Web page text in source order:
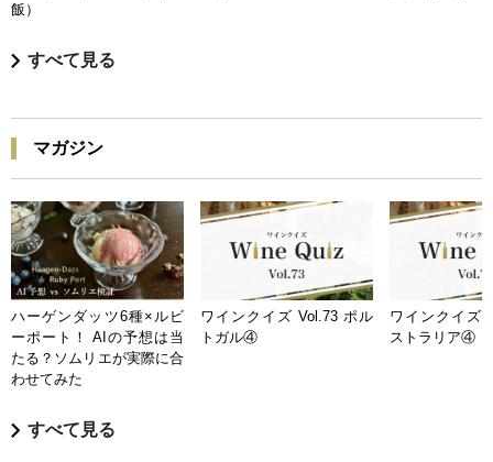
飯）
すべて見る
マガジン
ハーゲンダッツ6種×ルビ
ーポート！ AIの予想は当
たる？ソムリエが実際に合
わせてみた
ワインクイズ Vol.73 ポル
トガル④
ワインクイズ
ストラリア④
すべて見る